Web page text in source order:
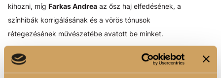
kihozni, míg Farkas Andrea az ősz haj elfedésének, a
színhibák korrigálásának és a vörös tónusok
rétegezésének művészetébe avatott be minket.